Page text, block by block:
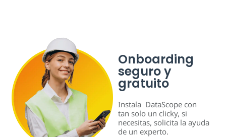
Onboarding
seguro y
gratuito
Instala DataScope con
tan solo un clicky, si
necesitas, solicita la ayuda
de un experto.